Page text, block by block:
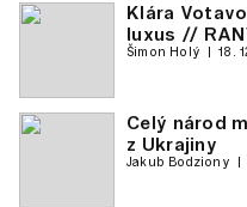
Klára
luxus //
Šimon Holý 18.
Celý národ
z Ukrajiny
Jakub Bodziony